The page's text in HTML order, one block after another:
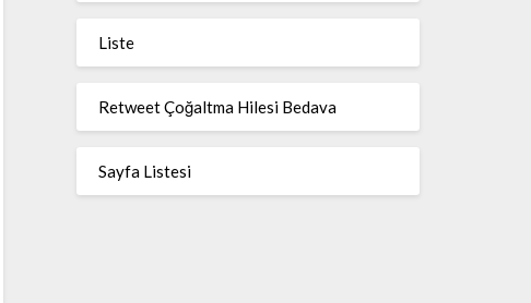
Liste
Retweet Çoğaltma Hilesi Bedava
Sayfa Listesi